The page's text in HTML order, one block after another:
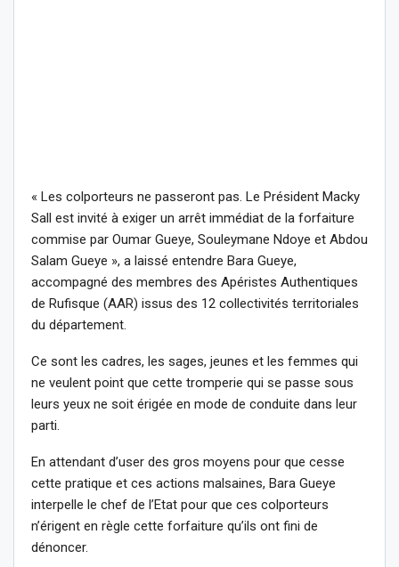
« Les colporteurs ne passeront pas. Le Président Macky
Sall est invité à exiger un arrêt immédiat de la forfaiture
commise par Oumar Gueye, Souleymane Ndoye et Abdou
Salam Gueye », a laissé entendre Bara Gueye,
accompagné des membres des Apéristes Authentiques
de Rufisque (AAR) issus des 12 collectivités territoriales
du département.
Ce sont les cadres, les sages, jeunes et les femmes qui
ne veulent point que cette tromperie qui se passe sous
leurs yeux ne soit érigée en mode de conduite dans leur
parti.
En attendant d’user des gros moyens pour que cesse
cette pratique et ces actions malsaines, Bara Gueye
interpelle le chef de l’Etat pour que ces colporteurs
n’érigent en règle cette forfaiture qu’ils ont fini de
dénoncer.